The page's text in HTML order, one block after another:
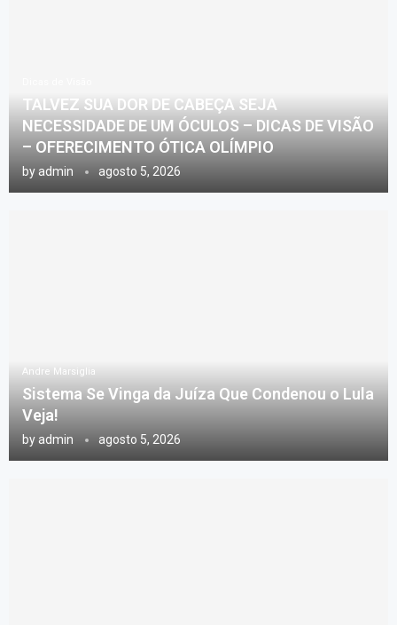
TALVEZ SUA DOR DE CABEÇA SEJA
NECESSIDADE DE UM ÓCULOS – DICAS DE VISÃO
– OFERECIMENTO ÓTICA OLÍMPIO
by admin agosto 5, 2026
Andre Marsiglia
Sistema Se Vinga da Juíza Que Condenou o Lula
Veja!
by admin agosto 5, 2026